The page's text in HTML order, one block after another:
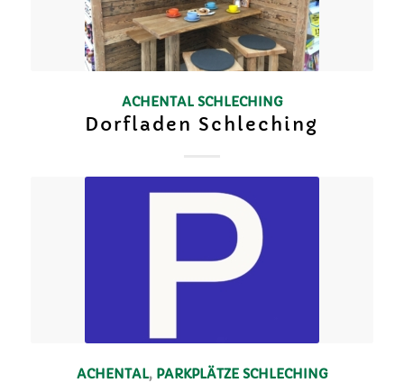
ACHENTAL SCHLECHING
Dorfladen Schleching
ACHENTAL, PARKPLÄTZE SCHLECHING